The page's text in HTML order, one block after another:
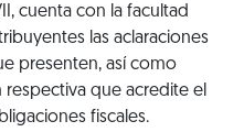
cuenta con la facultad
las aclaraciones
presenten, así como
que acredite el
fiscales.